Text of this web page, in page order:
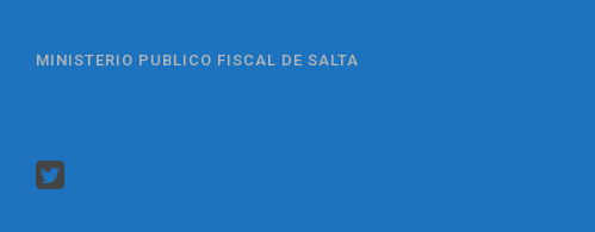
MINISTERIO PUBLICO FISCAL DE SALTA